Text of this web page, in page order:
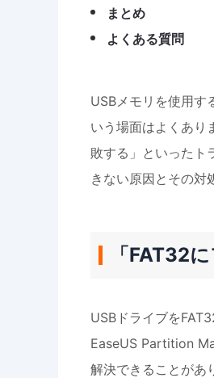
まとめ
よくある質問
USBメモリを使用す
いう場面はよくあり
敗する」といったト
きない原因とその対
「FAT32
USBドライブを
EaseUS Partition
解決できることがあ